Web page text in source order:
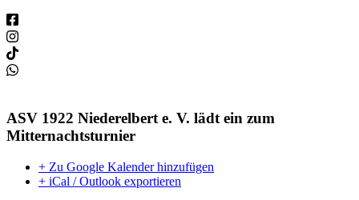
ASV 1922 Niederelbert e. V. lädt ein zum
Mitternachtsturnier
+ Zu Google Kalender hinzufügen
+ iCal / Outlook exportieren